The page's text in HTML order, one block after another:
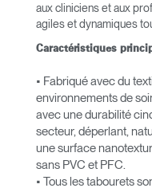
aux cliniciens et aux
agiles et dynamiques
Caractéristiques
• Fabriqué avec du
environnements de
avec une durabilité
secteur, déperlant,
une surface
sans PVC et PFC.
• Tous les tabourets